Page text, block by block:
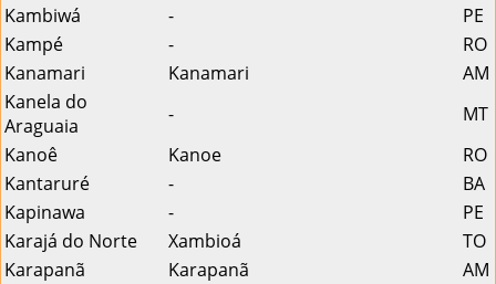
Kambiwá
-
PE
Kampé
-
RO
Kanamari
Kanamari
AM
Kanela do
Araguaia
-
MT
Kanoê
Kanoe
RO
Kantaruré
-
BA
Kapinawa
-
PE
Karajá do Norte
Xambioá
TO
Karapanã
Karapanã
AM